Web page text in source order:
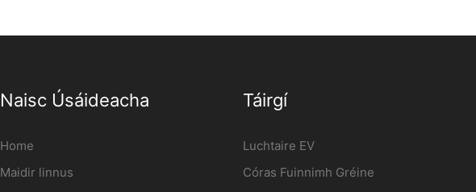
Naisc Úsáideacha
Home
Maidir linnus
Táirgí
Luchtaire EV
Córas Fuinnimh Gréine